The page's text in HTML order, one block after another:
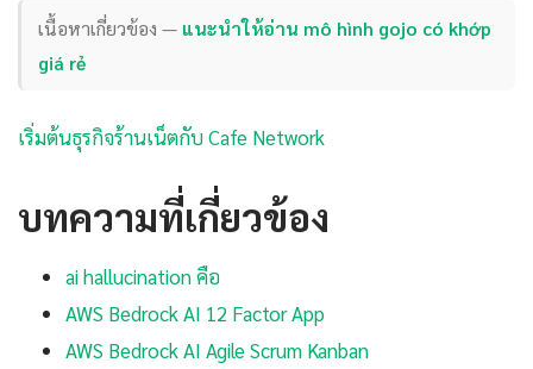
เนื้อหาเกี่ยวข้อง — แนะนำให้อ่าน mô hình gojo có khớp
giá rẻ
เริ่มต้นธุรกิจร้านเน็ตกับ Cafe Network
บทความที่เกี่ยวข้อง
ai hallucination คือ
AWS Bedrock AI 12 Factor App
AWS Bedrock AI Agile Scrum Kanban